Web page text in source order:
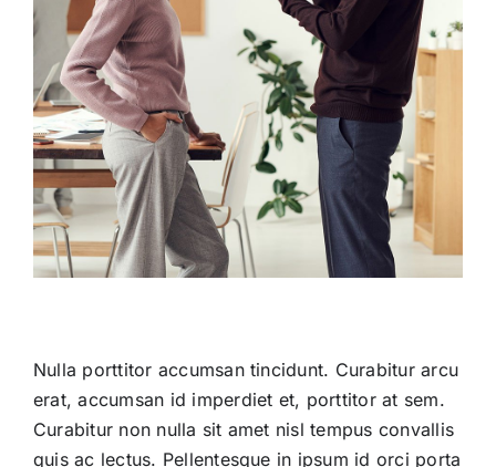
Nulla porttitor accumsan tincidunt. Curabitur arcu
erat, accumsan id imperdiet et, porttitor at sem.
Curabitur non nulla sit amet nisl tempus convallis
quis ac lectus. Pellentesque in ipsum id orci porta